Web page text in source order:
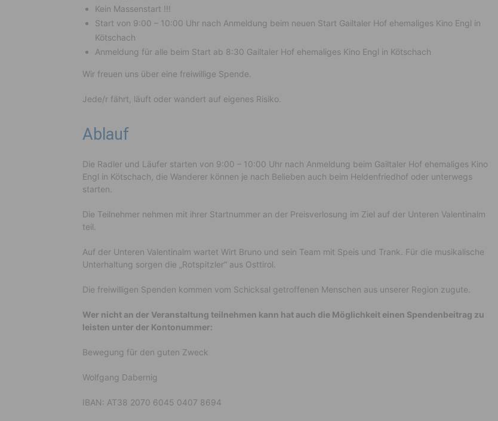
Kein Massenstart !!!
Start von 9:00 – 10:00 Uhr nach Anmeldung beim neuen Start Gailtaler Hof ehemaliges Kino Engl in
Kötschach
Anmeldung für alle beim Start ab 8:30 Gailtaler Hof ehemaliges Kino Engl in Kötschach
Wir freuen uns über eine freiwillige Spende.
Jede/r fährt, läuft oder wandert auf eigenes Risiko.
Ablauf
Die Radler und Läufer starten von 9:00 – 10:00 Uhr nach Anmeldung beim Gailtaler Hof ehemaliges Kino
Engl in Kötschach, die Wanderer können je nach Belieben auch beim Heldenfriedhof oder unterwegs
starten.
Die Teilnehmer nehmen mit ihrer Startnummer an der Preisverlosung im Ziel auf der Unteren Valentinalm
teil.
Auf der Unteren Valentinalm wartet Wirt Bruno und sein Team mit Speis und Trank. Für die musikalische
Unterhaltung sorgen die „Rotspitzler“ aus Osttirol.
Die freiwilligen Spenden kommen vom Schicksal getroffenen Menschen aus unserer Region zugute.
Wer nicht an der Veranstaltung teilnehmen kann hat auch die Möglichkeit einen Spendenbeitrag zu
leisten unter der Kontonummer:
Bewegung für den guten Zweck
Wolfgang Dabernig
IBAN: AT38 2070 6045 0407 8694